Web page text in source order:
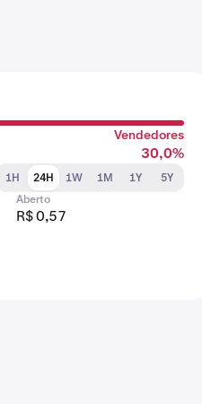
Vendedores
30,0%
1H 24H 1W 1M 1Y
5Y
Aberto
R$ 0,57